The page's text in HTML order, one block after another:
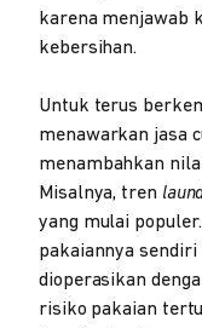
karena menjawab
kebersihan.
Untuk terus
menawarkan jasa
menambahkan
Misalnya, tren
yang mulai
pakaiannya sendiri
dioperasikan
risiko pakaian